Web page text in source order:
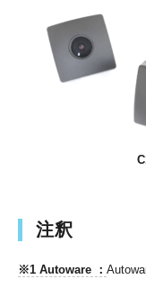
注釈
※1 Autoware ：